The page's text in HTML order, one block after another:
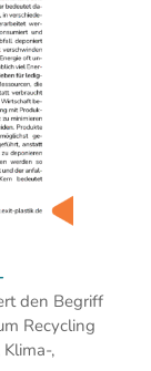
den Begriff
Recycling
,